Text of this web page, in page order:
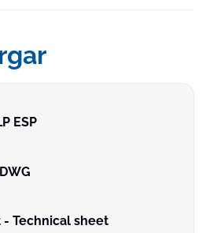
ESP
Technical sheet